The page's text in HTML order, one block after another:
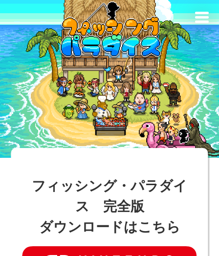
フィッシング・パラダイ
ス 完全版
ダウンロードはこちら